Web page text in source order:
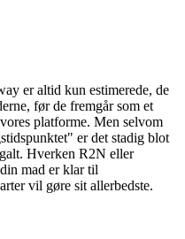
er altid kun estimerede, de
før de fremgår som et
platforme. Men selvom
er det stadig blot
Hverken R2N eller
mad er klar til
vil gøre sit allerbedste.